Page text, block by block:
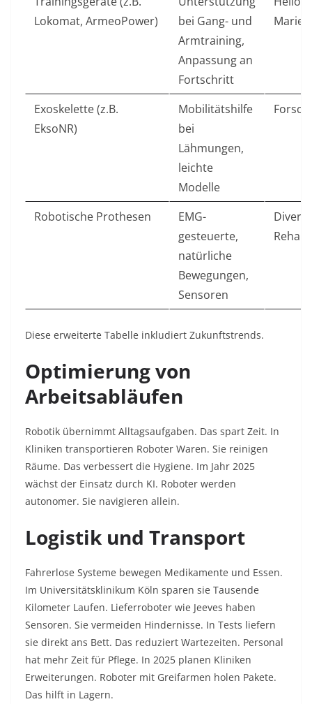
Lokomat, ArmeoPower)
bei Gang- und
Armtraining,
Anpassung an
Fortschritt
Exoskelette (z.B.
EksoNR)
Mobilitätshilfe
bei
Lähmungen,
leichte
Modelle
Robotische Prothesen
EMG-
gesteuerte,
natürliche
Bewegungen,
Sensoren
Diese erweiterte Tabelle inkludiert Zukunftstrends.
Optimierung von
Arbeitsabläufen
Robotik übernimmt Alltagsaufgaben. Das spart Zeit. In
Kliniken transportieren Roboter Waren. Sie reinigen
Räume. Das verbessert die Hygiene. Im Jahr 2025
wächst der Einsatz durch KI. Roboter werden
autonomer. Sie navigieren allein.
Logistik und Transport
Fahrerlose Systeme bewegen Medikamente und Essen.
Im Universitätsklinikum Köln sparen sie Tausende
Kilometer Laufen. Lieferroboter wie Jeeves haben
Sensoren. Sie vermeiden Hindernisse. In Tests liefern
sie direkt ans Bett. Das reduziert Wartezeiten. Personal
hat mehr Zeit für Pflege. In 2025 planen Kliniken
Erweiterungen. Roboter mit Greifarmen holen Pakete.
Das hilft in Lagern.